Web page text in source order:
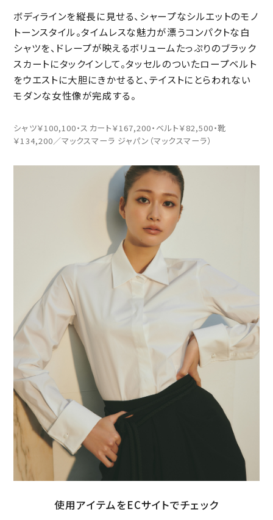
ボディラインを縦長に見せる、シャープなシルエットのモノ
トーンスタイル。タイムレスな魅力が漂うコンパクトな白
シャツを、ドレープが映えるボリュームたっぷりのブラック
スカートにタックインして。タッセルのついたロープベルト
をウエストに大胆にきかせると、テイストにとらわれない
モダンな女性像が完成する。
シャツ￥100,100・スカート￥167,200・ベルト￥82,500・靴
￥134,200／マックスマーラ ジャパン（マックスマーラ）
使用アイテムをECサイトでチェック